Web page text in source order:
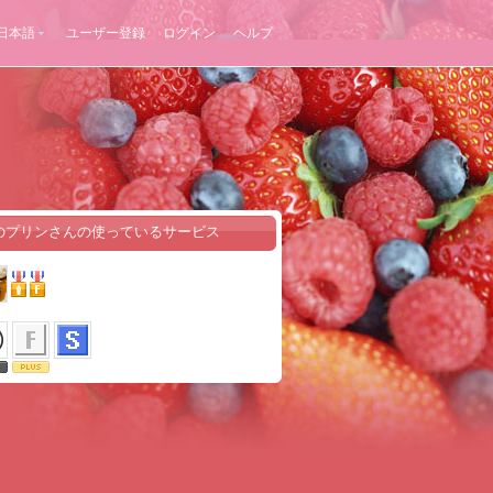
本語 ユーザー登録 ログイン ヘルプ
プリンさんの使っているサービス